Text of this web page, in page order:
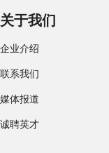
关于我们
企业介绍
联系我们
媒体报道
诚聘英才